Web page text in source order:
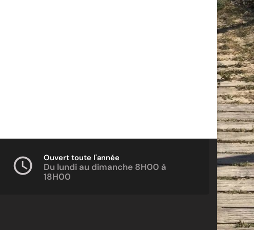
Ouvert toute l'année
Du lundi au dimanche 8H00 à
18H00